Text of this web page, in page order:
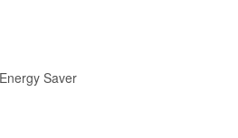
Saver